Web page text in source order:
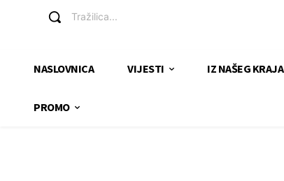
Tražilica...
NASLOVNICA VIJESTI IZ NAŠEG KRAJA
PROMO